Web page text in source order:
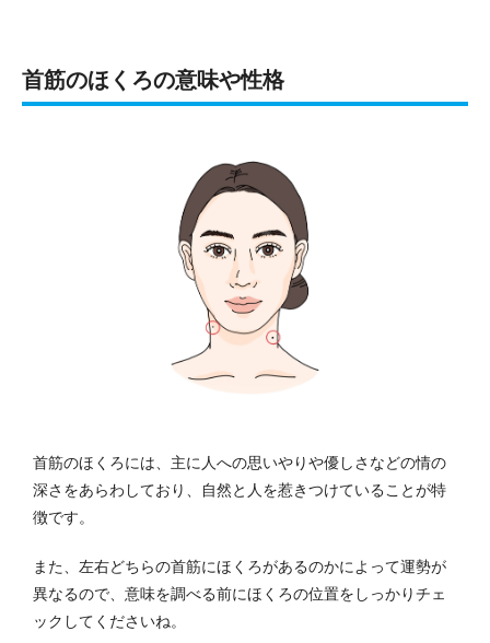
首筋のほくろの意味や性格
首筋のほくろには、主に人への思いやりや優しさなどの情の
深さをあらわしており、自然と人を惹きつけていることが特
徴です。
また、左右どちらの首筋にほくろがあるのかによって運勢が
異なるので、意味を調べる前にほくろの位置をしっかりチェ
ックしてくださいね。